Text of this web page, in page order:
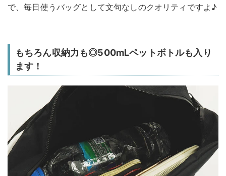
で、毎日使うバッグとして文句なしのクオリティですよ♪
もちろん収納力も◎500mLペットボトルも入り
ます！